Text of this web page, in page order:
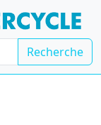
Recherche